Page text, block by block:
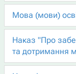
Мова (мови)
Наказ "Про
та дотримання